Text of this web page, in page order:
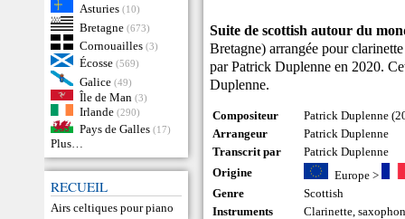
Asturies (10)
Bretagne (673)
Cornouailles (3)
Écosse (569)
Galice (49)
Île de Man (3)
Irlande (290)
Pays de Galles (17)
Plus…
RECUEIL
Airs celtiques pour piano
Suite de scottish autour du
Bretagne) arrangée pour
par Patrick Duplenne en 2020.
Duplenne.
Compositeur
Patrick Duplenne
Arrangeur
Patrick Duplenne
Transcrit par
Patrick Duplenne
Origine
Europe>
Genre
Scottish
Instruments
Clarinette,